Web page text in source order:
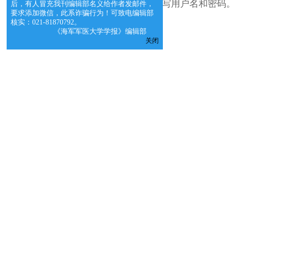
请在右边的输入框中填写用户名和密码。
后，有人冒充我刊编辑部名义给作者发邮件，
要求添加微信，此系诈骗行为！可致电编辑部
核实：021-81870792。
《海军军医大学学报》编辑部
关闭